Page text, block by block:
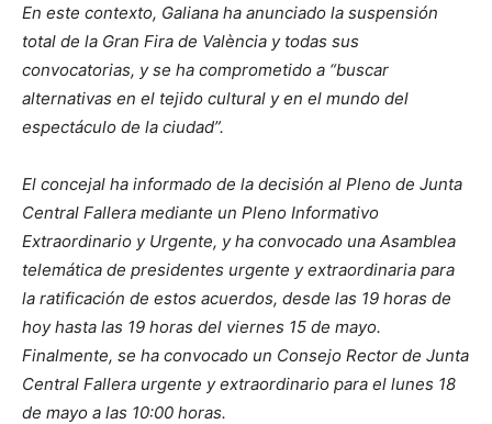
En este contexto, Galiana ha anunciado la suspensión
total de la Gran Fira de València y todas sus
convocatorias, y se ha comprometido a “buscar
alternativas en el tejido cultural y en el mundo del
espectáculo de la ciudad”.
El concejal ha informado de la decisión al Pleno de Junta
Central Fallera mediante un Pleno Informativo
Extraordinario y Urgente, y ha convocado una Asamblea
telemática de presidentes urgente y extraordinaria para
la ratificación de estos acuerdos, desde las 19 horas de
hoy hasta las 19 horas del viernes 15 de mayo.
Finalmente, se ha convocado un Consejo Rector de Junta
Central Fallera urgente y extraordinario para el lunes 18
de mayo a las 10:00 horas.